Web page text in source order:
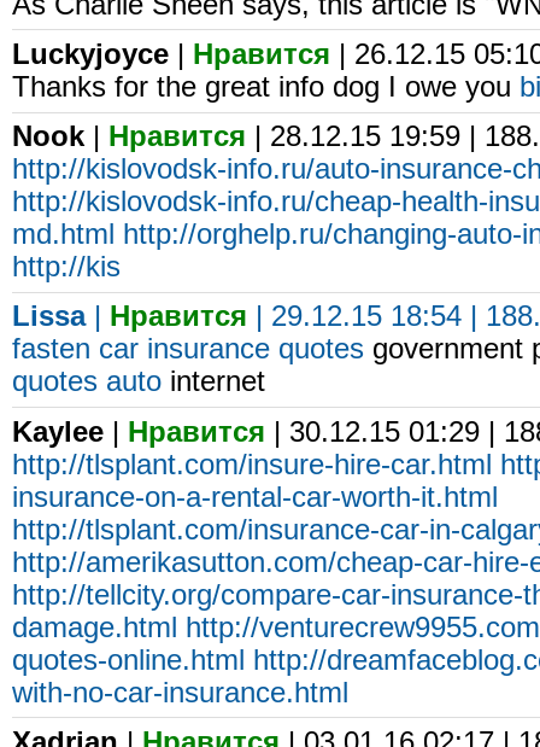
Luckyjoyce | Нравится | 26.12.15
Thanks for the great info dog I owe you
Nook
Нравится | 28.12.15 19:59 |
http://kislovodsk-info.ru/auto-insurance-
http://kislovodsk-info.ru/cheap-health-
md.html
http://orghelp.ru/changing-auto-
http://kis
Lissa| Нравится | 29.12.15 18:54 |
fasten car insurance quotes government
quotes auto internet
Kaylee | Нравится | 30.12.15 01:29 |
http://tlsplant.com/insure-hire-car.html
insurance-on-a-rental-car-worth-it.html
http://tlsplant.com/insurance-car-in-
http://amerikasutton.com/cheap-car-
http://tellcity.org/compare-car-insurance-
damage.html http://
quotes-online.html http://
with-no-car-insurance.html